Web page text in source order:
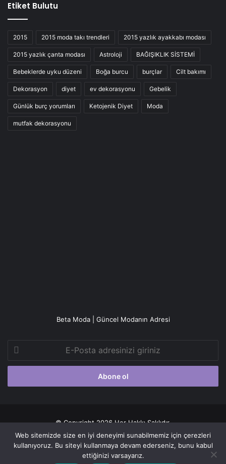
Etiket Bulutu
2015 2015 moda takı trendleri 2015 yazlık ayakkabı modası
2015 yazlık çanta modası Astroloji BAĞIŞIKLIK SİSTEMİ
Bebeklerde uyku düzeni Boğa burcu burçlar Cilt bakımı
Dekorasyon diyet ev dekorasyonu Gebelik
Günlük burç yorumları Ketojenik Diyet Moda
mutfak dekorasyonu
Beta Moda | Güncel Modanın Adresi
Posta
adresinizi
© Copyright 2026 Her Hakkı Saklıdır.
Gizlilik politikası
Web sitemizde size en iyi deneyimi sunabilmemiz için çerezleri
kullanıyoruz. Bu siteyi kullanmaya devam ederseniz, bunu kabul
ettiğinizi varsayarız.